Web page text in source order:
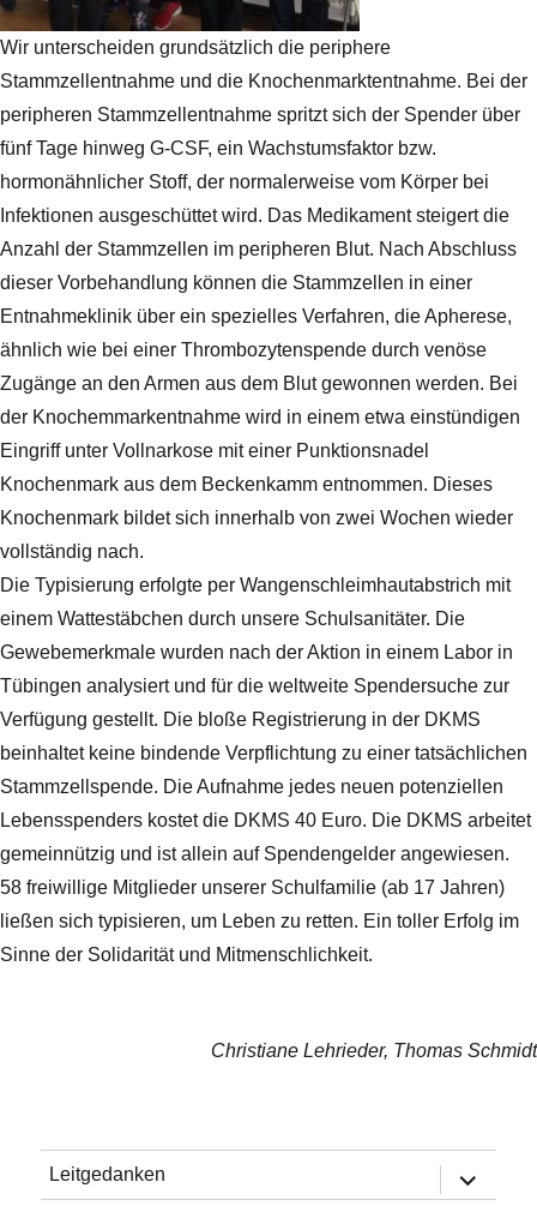
Wir unterscheiden grundsätzlich die periphere
Stammzellentnahme und die Knochenmarktentnahme. Bei der
peripheren Stammzellentnahme spritzt sich der Spender über
fünf Tage hinweg G-CSF, ein Wachstumsfaktor bzw.
hormonähnlicher Stoff, der normalerweise vom Körper bei
Infektionen ausgeschüttet wird. Das Medikament steigert die
Anzahl der Stammzellen im peripheren Blut. Nach Abschluss
dieser Vorbehandlung können die Stammzellen in einer
Entnahmeklinik über ein spezielles Verfahren, die Apherese,
ähnlich wie bei einer Thrombozytenspende durch venöse
Zugänge an den Armen aus dem Blut gewonnen werden. Bei
der Knochemmarkentnahme wird in einem etwa einstündigen
Eingriff unter Vollnarkose mit einer Punktionsnadel
Knochenmark aus dem Beckenkamm entnommen. Dieses
Knochenmark bildet sich innerhalb von zwei Wochen wieder
vollständig nach.
Die Typisierung erfolgte per Wangenschleimhautabstrich mit
einem Wattestäbchen durch unsere Schulsanitäter. Die
Gewebemerkmale wurden nach der Aktion in einem Labor in
Tübingen analysiert und für die weltweite Spendersuche zur
Verfügung gestellt. Die bloße Registrierung in der DKMS
beinhaltet keine bindende Verpflichtung zu einer tatsächlichen
Stammzellspende. Die Aufnahme jedes neuen potenziellen
Lebensspenders kostet die DKMS 40 Euro. Die DKMS arbeitet
gemeinnützig und ist allein auf Spendengelder angewiesen.
58 freiwillige Mitglieder unserer Schulfamilie (ab 17 Jahren)
ließen sich typisieren, um Leben zu retten. Ein toller Erfolg im
Sinne der Solidarität und Mitmenschlichkeit.
Christiane Lehrieder, Thomas Schmidt
Leitgedanken
öffnen